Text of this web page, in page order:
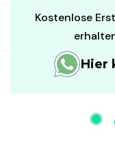
Kostenlose
Hier